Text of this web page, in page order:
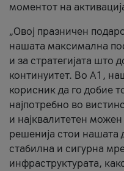
моментот на
„Овој празничен
нашата максимална
и за стратегијата што
континуитет. Во А1,
корисник да го добие
најпотребно во
и најквалитетен
решенија стои нашата
стабилна и сигурна
инфраструктурата,